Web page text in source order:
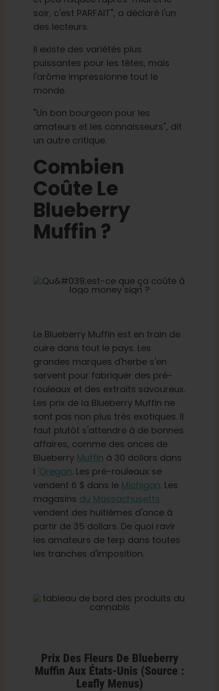
soir, c'est PARFAIT", a déclaré l'un
des lecteurs.
Il existe des variétés plus
puissantes pour les têtes, mais
l'arôme impressionne tout le
monde.
"Un bon bourgeon pour les
amateurs et les connaisseurs", dit
un autre critique.
Combien
Coûte Le
Blueberry
Muffin ?
Le Blueberry Muffin est en train de
cuire dans tout le pays. Les
grandes marques d'herbe s'en
servent pour fabriquer des pré-
rouleaux et des extraits savoureux.
Les prix de la Blueberry Muffin ne
sont pas non plus très exotiques. Il
faut plutôt s'attendre à de bonnes
affaires, comme des onces de
Blueberry Muffin à 30 dollars dans
l 'Oregon. Les pré-rouleaux se
vendent 6 $ dans le Michigan. Les
magasins du Massachusetts
vendent des huitièmes d'once à
partir de 35 dollars. De quoi ravir
les amateurs de terp dans toutes
les tranches d'imposition.
Prix Des Fleurs De Blueberry
Muffin Aux États-Unis (Source :
Leafly Menus)